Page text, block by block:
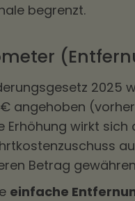
begrenzt.
2025
angehoben
Erhöhung wirkt
Betrag
einfache